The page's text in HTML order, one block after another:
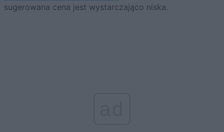
sugerowana cena jest wystarczająco niska.